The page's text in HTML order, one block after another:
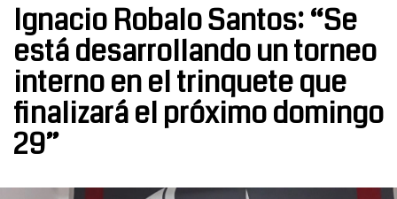
Ignacio Robalo Santos: “Se
está desarrollando un torneo
interno en el trinquete que
finalizará el próximo domingo
29”